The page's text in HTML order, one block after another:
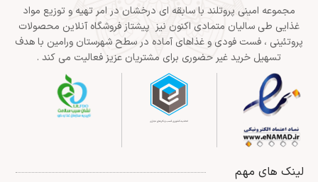
مجموعه امینی پروتلند با سابقه ای درخشان در امر تهیه و توزیع مواد
غذایی طی سالیان متمادی اکنون نیز پیشتاز فروشگاه آنلاین محصولات
پروتئینی ، فست فودی و غذاهای آماده در سطح شهرستان ورامین با هدف
تسهیل خرید غیر حضوری برای مشتریان عزیز فعالیت می کند .
لینک های مهم